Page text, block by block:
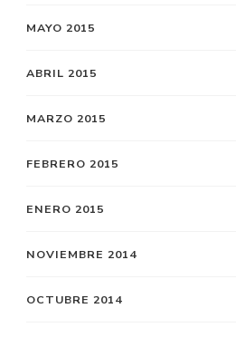
MAYO 2015
ABRIL 2015
MARZO 2015
FEBRERO 2015
ENERO 2015
NOVIEMBRE 2014
OCTUBRE 2014